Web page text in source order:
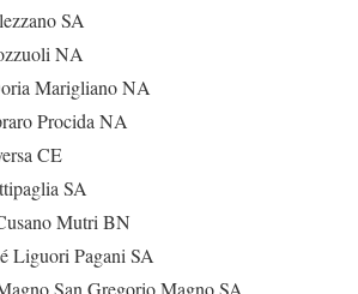
SA
NA
Marigliano NA
Procida NA
CE
SA
Mutri BN
Liguori Pagani SA
San Gregorio Magno SA